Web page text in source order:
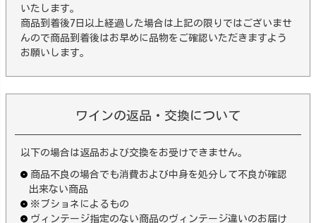
いたします。
商品到着後7日以上経過した場合は上記の限りではございませ
んので商品到着後はお早めに品物をご確認いただきますよう
お願いします。
ワインの返品・交換について
以下の場合は返品および交換をお受けできません。
商品不良の場合でも消費および中身を処分して不良が確認
出来ない商品
※ブショネによるもの
ヴィンテージ指定のない商品のヴィンテージ違いのお届け